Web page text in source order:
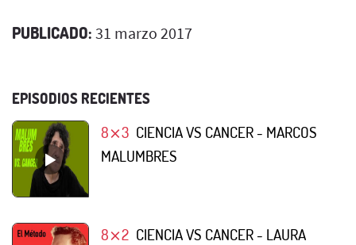
PUBLICADO: 31 marzo 2017
EPISODIOS RECIENTES
8⨯3 CIENCIA VS CANCER - MARCOS
MALUMBRES
8⨯2 CIENCIA VS CANCER - LAURA